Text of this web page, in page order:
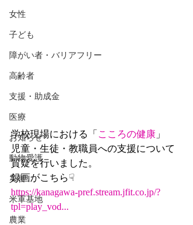
女性
子ども
障がい者・バリアフリー
高齢者
支援・助成金
医療
お知らせ
動物愛護
災害
米軍基地
農業
学校現場における「 こころの健康 」
児童・生徒・教職員への支援について
質疑を行いました。
録画がこちら☟
https://kanagawa-pref.stream.jfit.co.jp/?
tpl=play_vod...